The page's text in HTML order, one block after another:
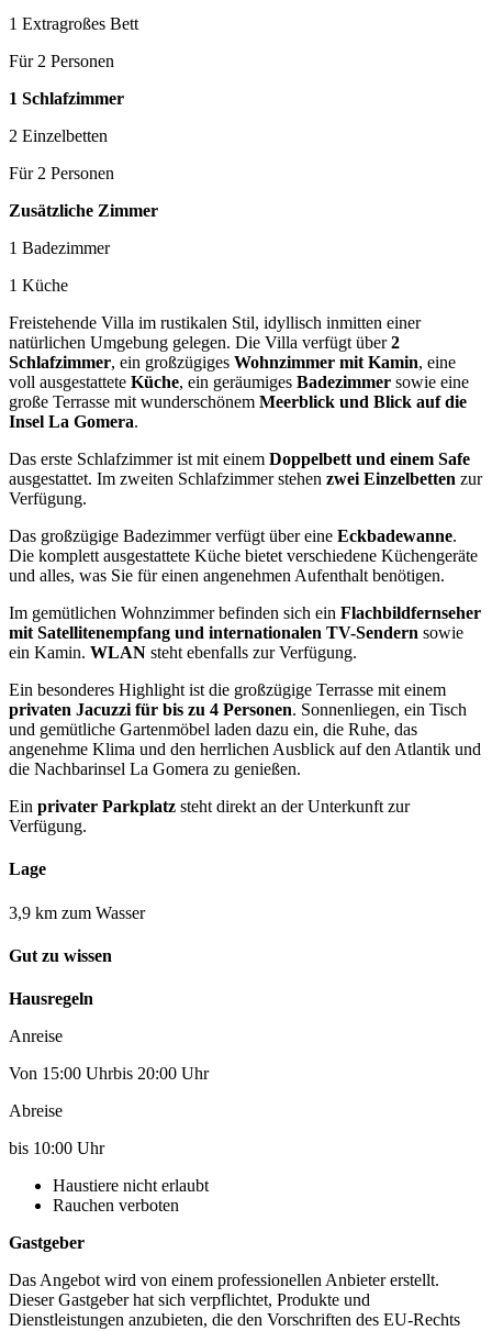
1 Extragroßes Bett
Für 2 Personen
1 Schlafzimmer
2 Einzelbetten
Für 2 Personen
Zusätzliche Zimmer
1 Badezimmer
1 Küche
Freistehende Villa im rustikalen Stil, idyllisch inmitten einer
natürlichen Umgebung gelegen. Die Villa verfügt über2
Schlafzimmer, ein großzügiges Wohnzimmer mit Kamin, eine
voll ausgestattete Küche, ein geräumiges Badezimmer sowie eine
große Terrasse mit wunderschönem Meerblick und Blick auf die
Insel La Gomera.
Das erste Schlafzimmer ist mit einem Doppelbett und einem Safe
ausgestattet. Im zweiten Schlafzimmer stehen zwei Einzelbetten zur
Verfügung.
Das großzügige Badezimmer verfügt über eine Eckbadewanne.
Die komplett ausgestattete Küche bietet verschiedene Küchengeräte
und alles, was Sie für einen angenehmen Aufenthalt benötigen.
Im gemütlichen Wohnzimmer befinden sich ein Flachbildfernseher
mit Satellitenempfang und internationalen TV-Sendern sowie
ein Kamin. WLAN steht ebenfalls zur Verfügung.
Ein besonderes Highlight ist die großzügige Terrasse mit einem
privaten Jacuzzi für bis zu 4 Personen. Sonnenliegen, ein Tisch
und gemütliche Gartenmöbel laden dazu ein, die Ruhe, das
angenehme Klima und den herrlichen Ausblick auf den Atlantik und
die Nachbarinsel La Gomera zu genießen.
Ein privater Parkplatz steht direkt an der Unterkunft zur
Verfügung.
Lage
3,9 km zum Wasser
Gut zu wissen
Hausregeln
Anreise
Von 15:00 Uhrbis 20:00 Uhr
Abreise
bis 10:00 Uhr
Haustiere nicht erlaubt
Rauchen verboten
Gastgeber
Das Angebot wird von einem professionellen Anbieter erstellt.
Dieser Gastgeber hat sich verpflichtet, Produkte und
Dienstleistungen anzubieten, die den Vorschriften des EU-Rechts